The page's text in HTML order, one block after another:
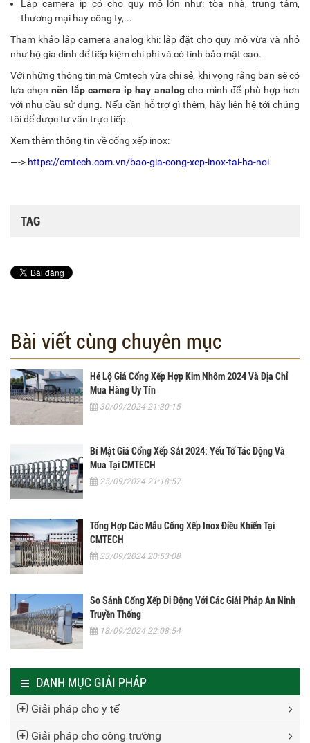
Lắp camera ip có cho quy mô lớn như: tòa nhà, trung tâm,
thương mại hay công ty,...
Tham khảo lắp camera analog khi: lắp đặt cho quy mô vừa và nhỏ
như hộ gia đình để tiếp kiệm chi phí và có tính bảo mật cao.
Với những thông tin mà Cmtech vừa chi sẻ, khi vọng rằng bạn sẽ có
lựa chọnnên lắp camera ip hay analogcho mình để phù hợp hơn
với nhu cầu sử dụng. Nếu cần hỗ trợ gì thêm, hãy liên hệ tới chúng
tôi để được tư vấn trực tiếp.
Xem thêm thông tin về cổng xếp inox:
—-> https://cmtech.com.vn/bao-gia-cong-xep-inox-tai-ha-noi
TAG
Bài viết cùng chuyên mục
Hé Lộ Giá Cổng Xếp Hợp Kim Nhôm 2024 Và Địa Chỉ
Mua Hàng Uy Tín
30/09/2024 21:30:15
Bí Mật Giá Cổng Xếp Sắt 2024: Yếu Tố Tác Động Và
Mua Tại CMTECH
25/09/2024 21:18:57
Tổng Hợp Các Mẫu Cổng Xếp Inox Điều Khiển Tại
CMTECH
23/09/2024 20:53:08
So Sánh Cổng Xếp Di Động Với Các Giải Pháp An Ninh
Truyền Thống
18/09/2024 22:08:54
DANH MỤC GIẢI PHÁP
Giải pháp cho y tế
Giải pháp cho công trường